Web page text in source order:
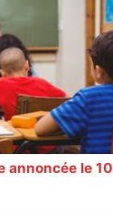
annoncée le 10